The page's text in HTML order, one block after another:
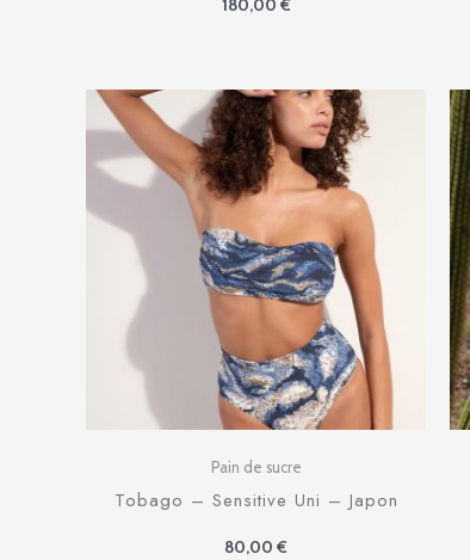
180,00 €
Pain de sucre
Tobago – Sensitive Uni – Japon
80,00 €